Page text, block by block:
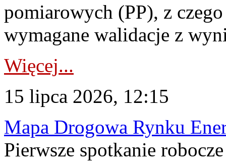
pomiarowych (PP), z
wymagane walidacje z
Więcej...
15 lipca 2026, 12:15
Mapa Drogowa Rynku
Pierwsze spotkanie